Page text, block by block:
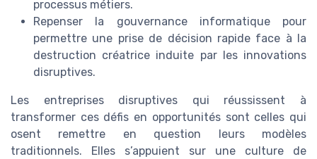
processus métiers.
Repenser la gouvernance informatique pour
permettre une prise de décision rapide face à la
destruction créatrice induite par les innovations
disruptives.
Les entreprises disruptives qui réussissent à
transformer ces défis en opportunités sont celles qui
osent remettre en question leurs modèles
traditionnels. Elles s’appuient sur une culture de